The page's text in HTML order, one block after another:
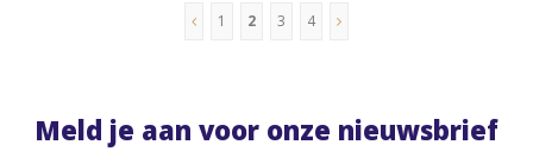
1 2 3 4
Meld je aan voor onze nieuwsbrief